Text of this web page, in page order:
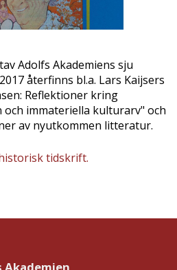
Adolfs Akademiens sju
återfinns bl.a. Lars Kaijsers
Reflektioner kring
immateriella kulturarv" och
av nyutkommen litteratur.
tidskrift.